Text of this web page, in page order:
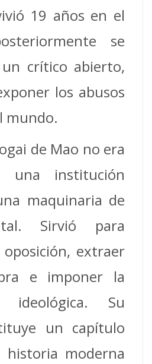
19 años en el
se
crítico abierto,
los abusos
mundo.
de Mao no era
una institución
maquinaria de
Sirvió para
extraer
e imponer la
ideológica. Su
un capítulo
moderna